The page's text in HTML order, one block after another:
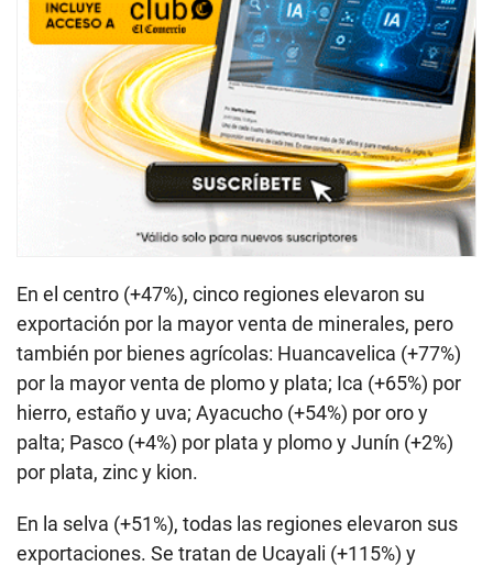
En el centro (+47%), cinco regiones elevaron su
exportación por la mayor venta de minerales, pero
también por bienes agrícolas: Huancavelica (+77%)
por la mayor venta de plomo y plata; Ica (+65%) por
hierro, estaño y uva; Ayacucho (+54%) por oro y
palta; Pasco (+4%) por plata y plomo y Junín (+2%)
por plata, zinc y kion.
En la selva (+51%), todas las regiones elevaron sus
exportaciones. Se tratan de Ucayali (+115%) y